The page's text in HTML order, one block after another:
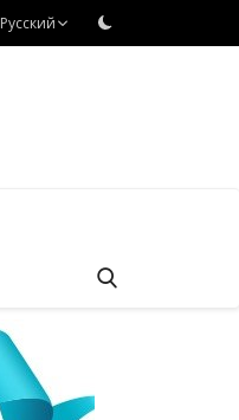
Русский